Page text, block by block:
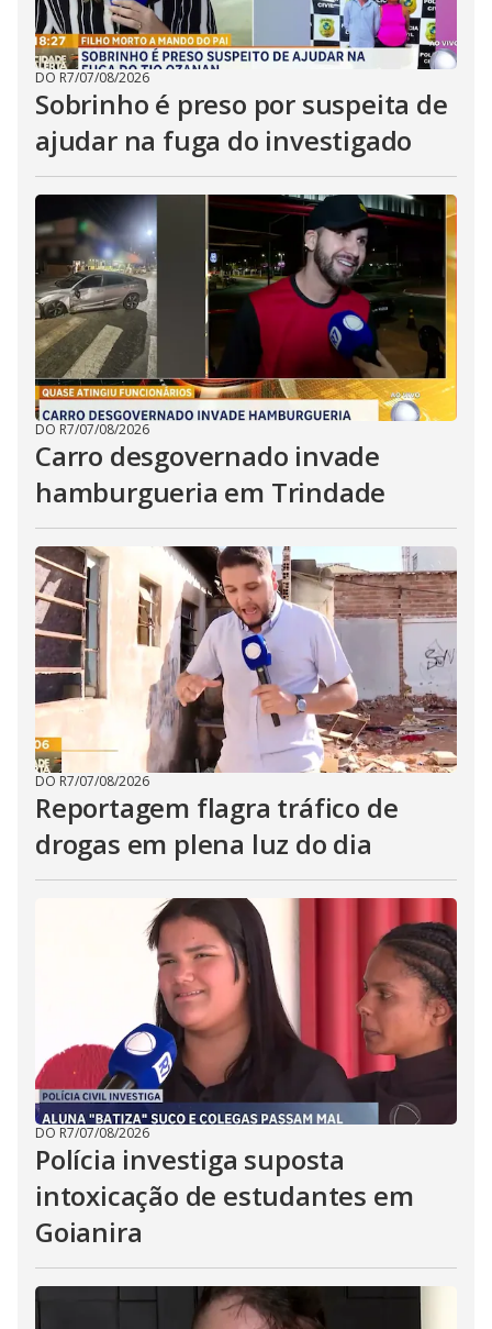
DO R7/07/08/2026
Sobrinho é preso por suspeita de
ajudar na fuga do investigado
DO R7/07/08/2026
Carro desgovernado invade
hamburgueria em Trindade
DO R7/07/08/2026
Reportagem flagra tráfico de
drogas em plena luz do dia
DO R7/07/08/2026
Polícia investiga suposta
intoxicação de estudantes em
Goianira